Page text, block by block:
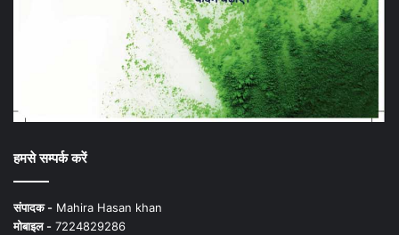
हमसे सम्पर्क करें
संपादक - Mahira Hasan khan
मोबाइल - 7224829286